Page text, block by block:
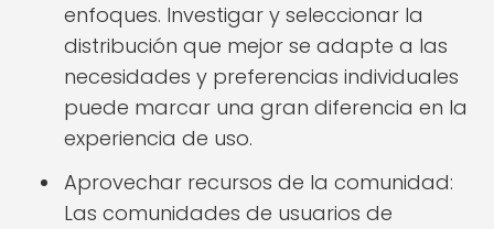
enfoques. Investigar y seleccionar la
distribución que mejor se adapte a las
necesidades y preferencias individuales
puede marcar una gran diferencia en la
experiencia de uso.
Aprovechar recursos de la comunidad:
Las comunidades de usuarios de